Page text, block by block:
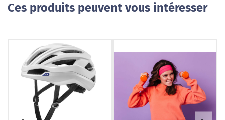
Ces produits peuvent vous intéresser